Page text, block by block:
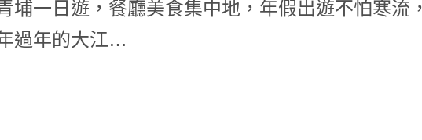
埔一日遊，餐廳美食集中地，年假出遊不怕寒流，
過年的大江…